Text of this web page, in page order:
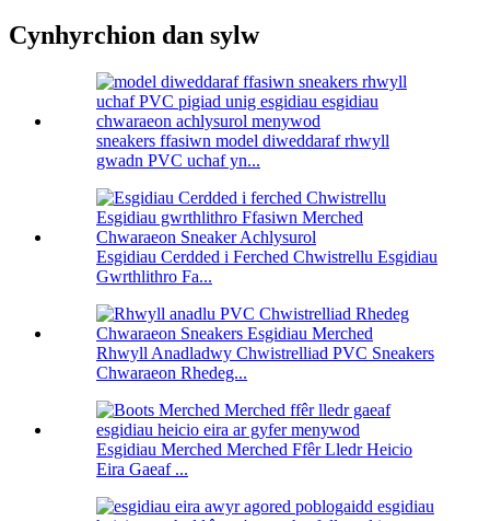
Cynhyrchion dan sylw
sneakers ffasiwn model diweddaraf rhwyll
gwadn PVC uchaf yn...
Esgidiau Cerdded i Ferched Chwistrellu Esgidiau
Gwrthlithro Fa...
Rhwyll Anadladwy Chwistrelliad PVC Sneakers
Chwaraeon Rhedeg...
Esgidiau Merched Merched Ffêr Lledr Heicio
Eira Gaeaf ...